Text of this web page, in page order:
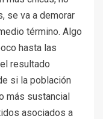
se va a demorar
término. Algo
hasta las
resultado
si la población
más sustancial
asociados a